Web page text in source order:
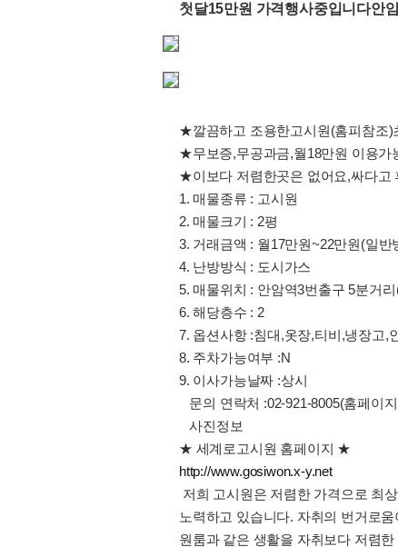
첫달15만원 가격행사중입니다안
★깔끔하고 조용한고시원(홈피참조)
★무보증,무공과금,월18만원 이용가
★이보다 저렴한곳은 없어요,싸다고
1. 매물종류 : 고시원
2. 매물크기 : 2평
3. 거래금액 : 월17만원~22만원(일
4. 난방방식 : 도시가스
5. 매물위치 : 안암역3번출구 5분거
6. 해당층수 : 2
7. 옵션사항 :침대,옷장,티비,냉장고,
8. 주차가능여부 :N
9. 이사가능날짜 :상시
문의 연락처 :02-921-8005(홈페이
사진정보
★ 세계로고시원 홈페이지 ★
http://www.gosiwon.x-y.net
저희 고시원은 저렴한 가격으로 최
노력하고 있습니다. 자취의 번거로
원룸과 같은 생활을 자취보다 저렴